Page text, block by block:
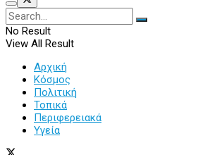
No Result
View All Result
Αρχική
Κόσμος
Πολιτική
Τοπικά
Περιφερειακά
Υγεία